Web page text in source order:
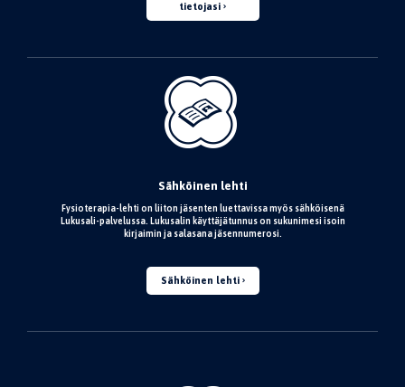
tietojasi
Sähköinen lehti
Fysioterapia-lehti on liiton jäsenten luettavissa myös sähköisenä
Lukusali-palvelussa. Lukusalin käyttäjätunnus on sukunimesi isoin
kirjaimin ja salasana jäsennumerosi.
Sähköinen lehti